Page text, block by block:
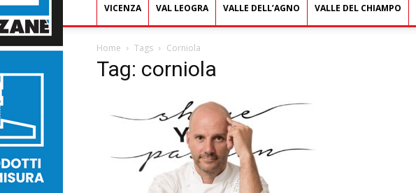
VICENZA VAL LEOGRA VALLE DELL’AGNO VALLE DEL CHIAMPO
Home Tags Corniola
Tag: corniola